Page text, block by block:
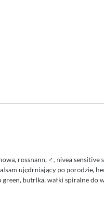
rossnann, ♂, nivea sensitive
ujędrniający po porodzie,
butrlka, wałki spiralne do